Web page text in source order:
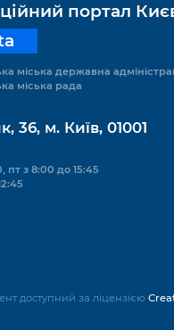
портал
міська державна
міська рада
36, м. Київ, 01001
пт з 8:00 до 15:45
доступний за ліцензією